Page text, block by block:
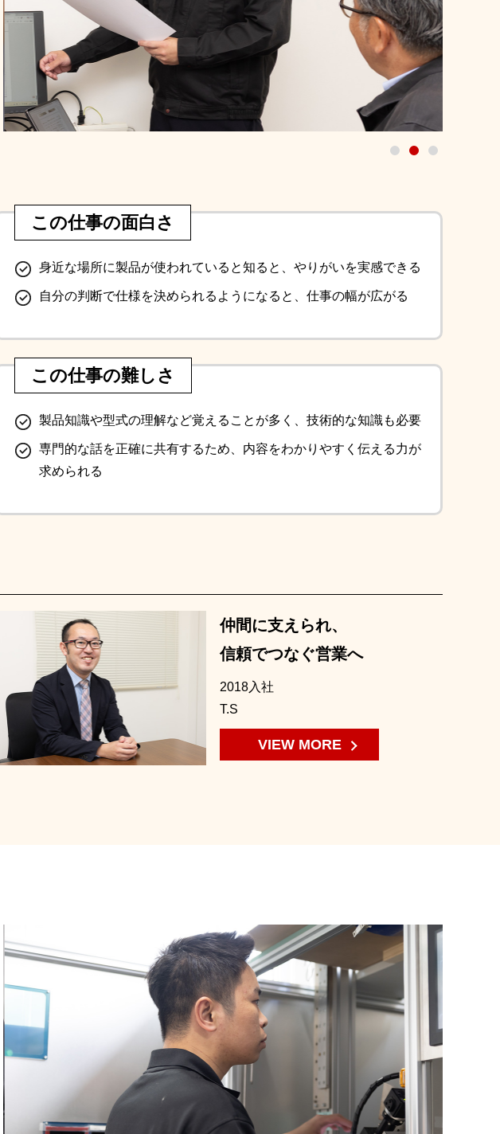
この仕事の面白さ
身近な場所に製品が使われていると知ると、やりがいを実感できる
自分の判断で仕様を決められるようになると、仕事の幅が広がる
この仕事の難しさ
製品知識や型式の理解など覚えることが多く、技術的な知識も必要
専門的な話を正確に共有するため、内容をわかりやすく伝える力が
求められる
仲間に支えられ、
信頼でつなぐ営業へ
2018入社
T.S
VIEW MORE